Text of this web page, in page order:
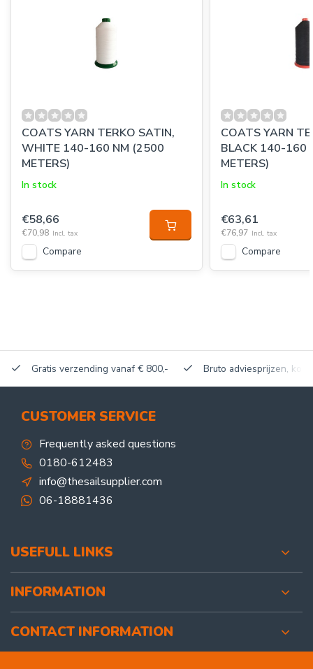
COATS YARN TERKO SATIN,
WHITE 140-160 NM (2500
METERS)
In stock
€58,66
€70,98 Incl. tax
Compare
COATS YARN
BLACK 140-160
METERS)
In stock
€63,61
€76,97 Incl. tax
Compare
Gratis verzending vanaf € 800,- Bruto adviesprijzen,
CUSTOMER SERVICE
Frequently asked questions
0180-612483
info@thesailsupplier.com
06-18881436
USEFULL LINKS
INFORMATION
CONTACT INFORMATION